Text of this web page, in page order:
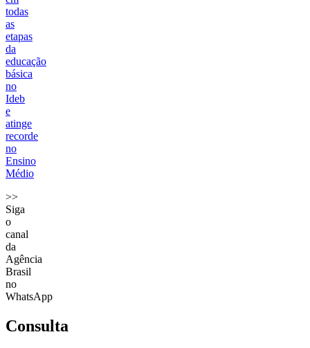
todas
as
etapas
da
educação
básica
no
Ideb
e
atinge
recorde
no
Ensino
Médio
>>
Siga
o
canal
da
Agência
Brasil
no
WhatsApp
Consulta